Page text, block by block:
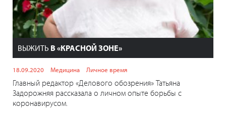
ВЫЖИТЬ В «КРАСНОЙ ЗОНЕ»
18.09.2020 Медицина Личное время
Главный редактор «Делового обозрения» Татьяна
Задорожняя рассказала о личном опыте борьбы с
коронавирусом.